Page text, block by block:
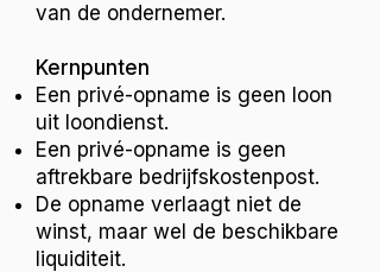
van de ondernemer.
Kernpunten
Een privé-opname is geen loon
uit loondienst.
Een privé-opname is geen
aftrekbare bedrijfskostenpost.
De opname verlaagt niet de
winst, maar wel de beschikbare
liquiditeit.